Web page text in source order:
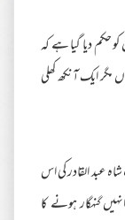
حکم دیا گیا ہے کہ
ایک آنکھ کھلی
عبد القادر کی اس
گنہگار ہونے کا